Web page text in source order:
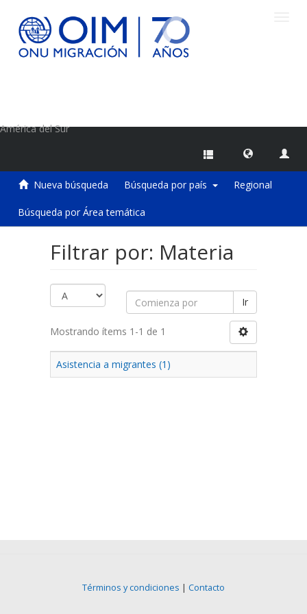
América del Sur
Nueva búsqueda Búsqueda por país Regional
Búsqueda por Área temática
Filtrar por: Materia
Ir
Mostrando ítems 1-1 de 1
Asistencia a migrantes (1)
Términos y condiciones | Contacto